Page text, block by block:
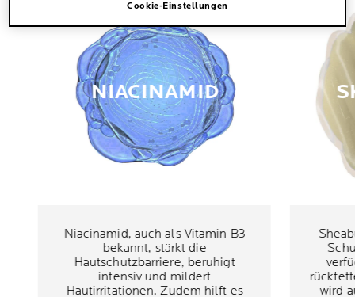
NIACINAMID
Niacinamid, auch als Vitamin B3
bekannt, stärkt die
Hautschutzbarriere, beruhigt
intensiv und mildert
Hautirritationen. Zudem hilft es
wird
Cookie-Einstellungen